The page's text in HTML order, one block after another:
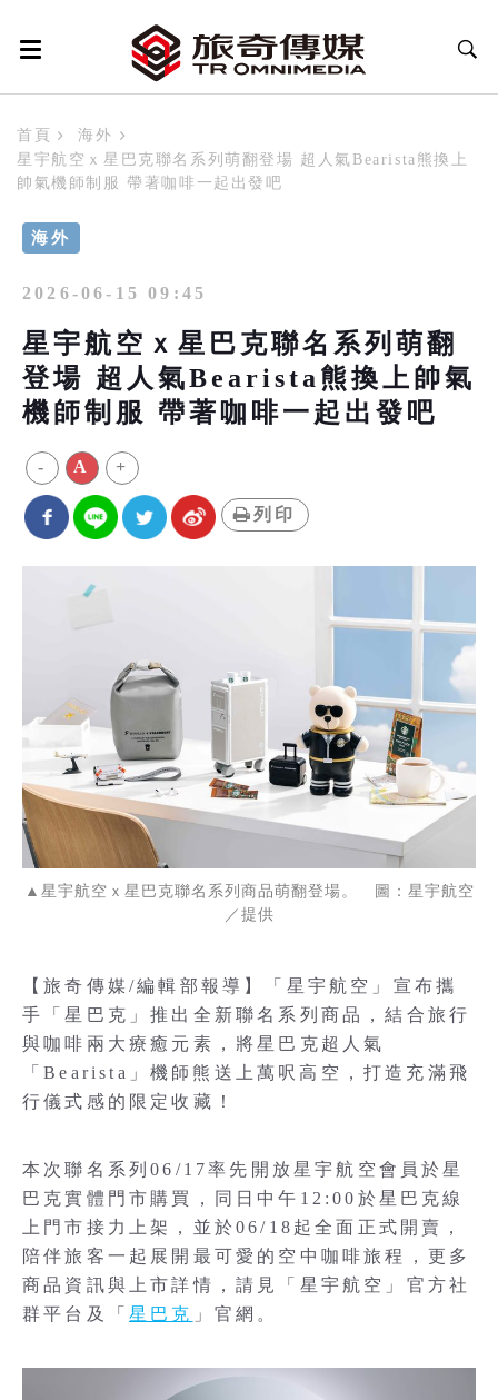
首頁
海外
星宇航空ｘ星巴克聯名系列萌翻登場 超人氣Bearista熊換上
帥氣機師制服 帶著咖啡一起出發吧
海外
2026-06-15 09:45
星宇航空ｘ星巴克聯名系列萌翻
登場 超人氣Bearista熊換上帥氣
機師制服 帶著咖啡一起出發吧
- A +
列印
▲星宇航空ｘ星巴克聯名系列商品萌翻登場。 圖：星宇航空
／提供
【旅奇傳媒/編輯部報導】「星宇航空」宣布攜
手「星巴克」推出全新聯名系列商品，結合旅行
與咖啡兩大療癒元素，將星巴克超人氣
「Bearista」機師熊送上萬呎高空，打造充滿飛
行儀式感的限定收藏！
本次聯名系列06/17率先開放星宇航空會員於星
巴克實體門市購買，同日中午12:00於星巴克線
上門市接力上架，並於06/18起全面正式開賣，
陪伴旅客一起展開最可愛的空中咖啡旅程，更多
商品資訊與上市詳情，請見「星宇航空」官方社
群平台及「 星巴克 」官網。